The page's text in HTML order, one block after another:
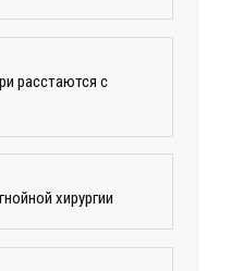
расстаются с
хирургии